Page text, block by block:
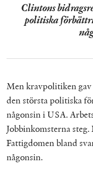
Clintons
politiska
Men kravpolitiken
den största politiska
någonsin i USA.
Jobbinkomsterna
Fattigdomen bland
någonsin.